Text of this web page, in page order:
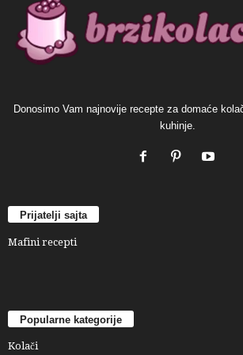
Donosimo Vam najnovije recepte za domaće
kuhinje.
Prijatelji sajta
Mafini recepti
Popularne kategorije
Kolači